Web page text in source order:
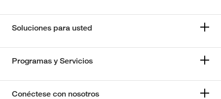
Soluciones para usted
Programas y Servicios
Conéctese con nosotros